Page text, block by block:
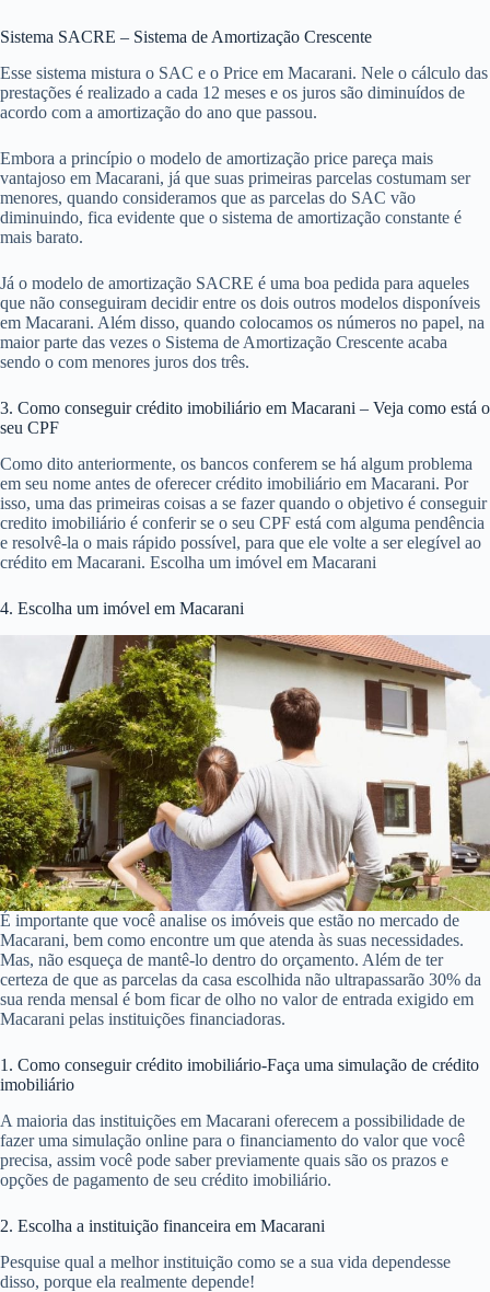
Sistema SACRE – Sistema de Amortização Crescente
Esse sistema mistura o SAC e o Price em Macarani. Nele o cálculo das
prestações é realizado a cada 12 meses e os juros são diminuídos de
acordo com a amortização do ano que passou.
Embora a princípio o modelo de amortização price pareça mais
vantajoso em Macarani, já que suas primeiras parcelas costumam ser
menores, quando consideramos que as parcelas do SAC vão
diminuindo, fica evidente que o sistema de amortização constante é
mais barato.
Já o modelo de amortização SACRE é uma boa pedida para aqueles
que não conseguiram decidir entre os dois outros modelos disponíveis
em Macarani. Além disso, quando colocamos os números no papel, na
maior parte das vezes o Sistema de Amortização Crescente acaba
sendo o com menores juros dos três.
3. Como conseguir crédito imobiliário em Macarani – Veja como está o
seu CPF
Como dito anteriormente, os bancos conferem se há algum problema
em seu nome antes de oferecer crédito imobiliário em Macarani. Por
isso, uma das primeiras coisas a se fazer quando o objetivo é conseguir
credito imobiliário é conferir se o seu CPF está com alguma pendência
e resolvê-la o mais rápido possível, para que ele volte a ser elegível ao
crédito em Macarani. Escolha um imóvel em Macarani
4. Escolha um imóvel em Macarani
É importante que você analise os imóveis que estão no mercado de
Macarani, bem como encontre um que atenda às suas necessidades.
Mas, não esqueça de mantê-lo dentro do orçamento. Além de ter
certeza de que as parcelas da casa escolhida não ultrapassarão 30% da
sua renda mensal é bom ficar de olho no valor de entrada exigido em
Macarani pelas instituições financiadoras.
1. Como conseguir crédito imobiliário-Faça uma simulação de crédito
imobiliário
A maioria das instituições em Macarani oferecem a possibilidade de
fazer uma simulação online para o financiamento do valor que você
precisa, assim você pode saber previamente quais são os prazos e
opções de pagamento de seu crédito imobiliário.
2. Escolha a instituição financeira em Macarani
Pesquise qual a melhor instituição como se a sua vida dependesse
disso, porque ela realmente depende!